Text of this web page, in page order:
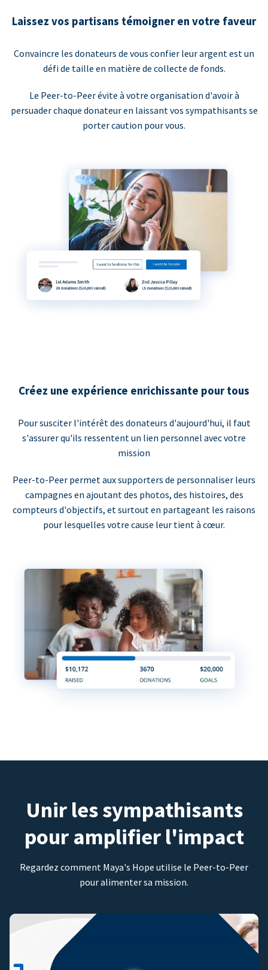
Laissez vos partisans témoigner en votre faveur
Convaincre les donateurs de vous confier leur argent est un
défi de taille en matière de collecte de fonds.
Le Peer-to-Peer évite à votre organisation d'avoir à
persuader chaque donateur en laissant vos sympathisants se
porter caution pour vous.
Créez une expérience enrichissante pour tous
Pour susciter l'intérêt des donateurs d'aujourd'hui, il faut
s'assurer qu'ils ressentent un lien personnel avec votre
mission
Peer-to-Peer permet aux supporters de personnaliser leurs
campagnes en ajoutant des photos, des histoires, des
compteurs d'objectifs, et surtout en partageant les raisons
pour lesquelles votre cause leur tient à cœur.
Unir les sympathisants
pour amplifier l'impact
Regardez comment Maya's Hope utilise le Peer-to-Peer
pour alimenter sa mission.